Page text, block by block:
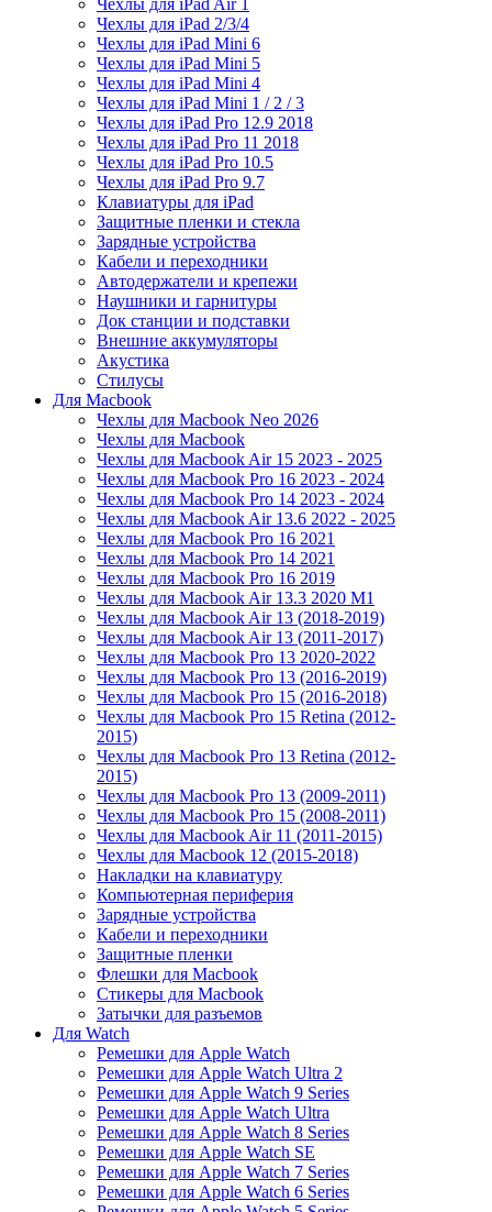
Чехлы для iPad Air 1
Чехлы для iPad 2/3/4
Чехлы для iPad Mini 6
Чехлы для iPad Mini 5
Чехлы для iPad Mini 4
Чехлы для iPad Mini 1 / 2 / 3
Чехлы для iPad Pro 12.9 2018
Чехлы для iPad Pro 11 2018
Чехлы для iPad Pro 10.5
Чехлы для iPad Pro 9.7
Клавиатуры для iPad
Защитные пленки и стекла
Зарядные устройства
Кабели и переходники
Автодержатели и крепежи
Наушники и гарнитуры
Док станции и подставки
Внешние аккумуляторы
Акустика
Стилусы
Для Macbook
Чехлы для Macbook Neo 2026
Чехлы для Macbook
Чехлы для Macbook Air 15 2023 - 2025
Чехлы для Macbook Pro 16 2023 - 2024
Чехлы для Macbook Pro 14 2023 - 2024
Чехлы для Macbook Air 13.6 2022 - 2025
Чехлы для Macbook Pro 16 2021
Чехлы для Macbook Pro 14 2021
Чехлы для Macbook Pro 16 2019
Чехлы для Macbook Air 13.3 2020 M1
Чехлы для Macbook Air 13 (2018-2019)
Чехлы для Macbook Air 13 (2011-2017)
Чехлы для Macbook Pro 13 2020-2022
Чехлы для Macbook Pro 13 (2016-2019)
Чехлы для Macbook Pro 15 (2016-2018)
Чехлы для Macbook Pro 15 Retina (2012-
2015)
Чехлы для Macbook Pro 13 Retina (2012-
2015)
Чехлы для Macbook Pro 13 (2009-2011)
Чехлы для Macbook Pro 15 (2008-2011)
Чехлы для Macbook Air 11 (2011-2015)
Чехлы для Macbook 12 (2015-2018)
Накладки на клавиатуру
Компьютерная периферия
Зарядные устройства
Кабели и переходники
Защитные пленки
Флешки для Macbook
Стикеры для Macbook
Затычки для разъемов
Для Watch
Ремешки для Apple Watch
Ремешки для Apple Watch Ultra 2
Ремешки для Apple Watch 9 Series
Ремешки для Apple Watch Ultra
Ремешки для Apple Watch 8 Series
Ремешки для Apple Watch SE
Ремешки для Apple Watch 7 Series
Ремешки для Apple Watch 6 Series